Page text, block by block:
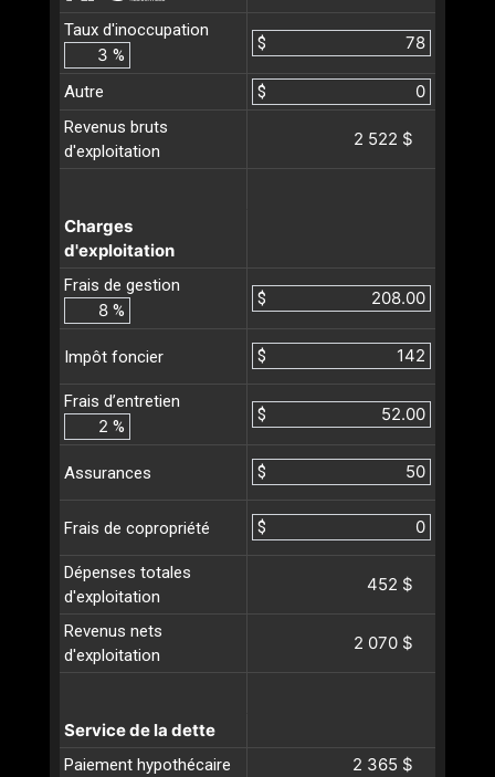
Taux d'inoccupation
%
$
Autre
$
Revenus bruts
d'exploitation
2 522 $
Charges
d'exploitation
Frais de gestion
%
$
Impôt foncier $
Frais d’entretien
%
$
Assurances $
Frais de copropriété $
Dépenses totales
d'exploitation
452 $
Revenus nets
d'exploitation
2 070 $
Service de la dette
Paiement hypothécaire 2 365 $